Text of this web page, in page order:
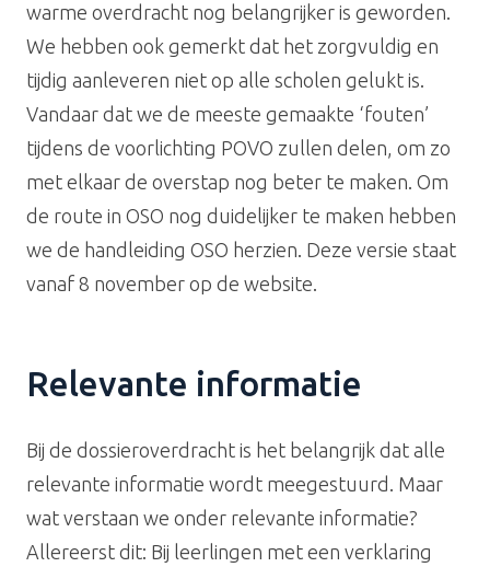
warme overdracht nog belangrijker is geworden.
We hebben ook gemerkt dat het zorgvuldig en
tijdig aanleveren niet op alle scholen gelukt is.
Vandaar dat we de meeste gemaakte ‘fouten’
tijdens de voorlichting POVO zullen delen, om zo
met elkaar de overstap nog beter te maken. Om
de route in OSO nog duidelijker te maken hebben
we de handleiding OSO herzien. Deze versie staat
vanaf 8 november op de website.
Relevante informatie
Bij de dossieroverdracht is het belangrijk dat alle
relevante informatie wordt meegestuurd. Maar
wat verstaan we onder relevante informatie?
Allereerst dit: Bij leerlingen met een verklaring